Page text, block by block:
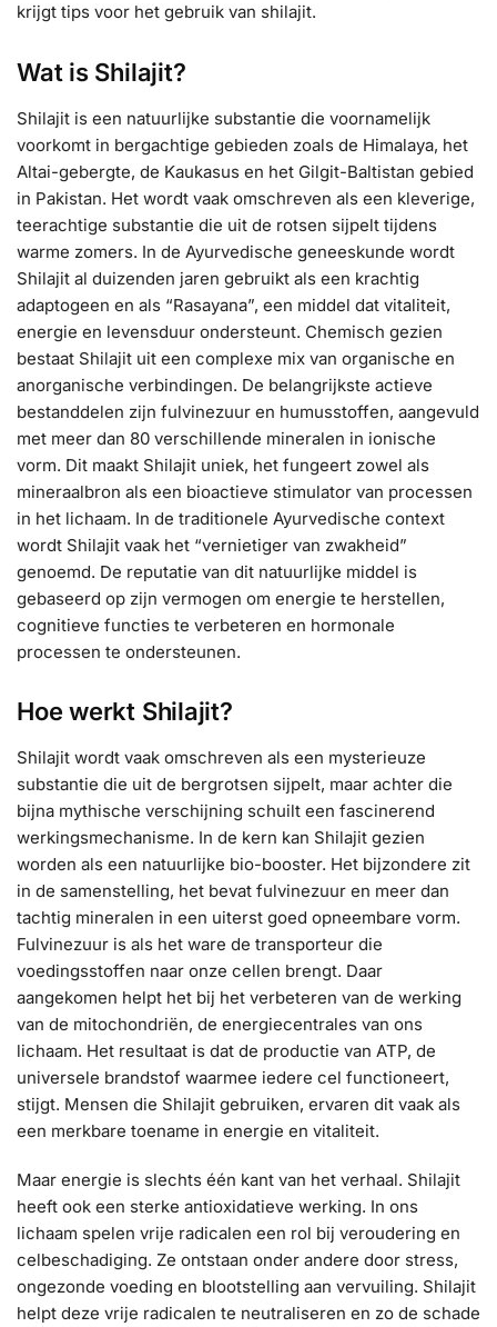
krijgt tips voor het gebruik van shilajit.
Wat is Shilajit?
Shilajit is een natuurlijke substantie die voornamelijk
voorkomt in bergachtige gebieden zoals de Himalaya, het
Altai-gebergte, de Kaukasus en het Gilgit-Baltistan gebied
in Pakistan. Het wordt vaak omschreven als een kleverige,
teerachtige substantie die uit de rotsen sijpelt tijdens
warme zomers. In de Ayurvedische geneeskunde wordt
Shilajit al duizenden jaren gebruikt als een krachtig
adaptogeen en als “Rasayana”, een middel dat vitaliteit,
energie en levensduur ondersteunt. Chemisch gezien
bestaat Shilajit uit een complexe mix van organische en
anorganische verbindingen. De belangrijkste actieve
bestanddelen zijn fulvinezuur en humusstoffen, aangevuld
met meer dan 80 verschillende mineralen in ionische
vorm. Dit maakt Shilajit uniek, het fungeert zowel als
mineraalbron als een bioactieve stimulator van processen
in het lichaam. In de traditionele Ayurvedische context
wordt Shilajit vaak het “vernietiger van zwakheid”
genoemd. De reputatie van dit natuurlijke middel is
gebaseerd op zijn vermogen om energie te herstellen,
cognitieve functies te verbeteren en hormonale
processen te ondersteunen.
Hoe werkt Shilajit?
Shilajit wordt vaak omschreven als een mysterieuze
substantie die uit de bergrotsen sijpelt, maar achter die
bijna mythische verschijning schuilt een fascinerend
werkingsmechanisme. In de kern kan Shilajit gezien
worden als een natuurlijke bio-booster. Het bijzondere zit
in de samenstelling, het bevat fulvinezuur en meer dan
tachtig mineralen in een uiterst goed opneembare vorm.
Fulvinezuur is als het ware de transporteur die
voedingsstoffen naar onze cellen brengt. Daar
aangekomen helpt het bij het verbeteren van de werking
van de mitochondriën, de energiecentrales van ons
lichaam. Het resultaat is dat de productie van ATP, de
universele brandstof waarmee iedere cel functioneert,
stijgt. Mensen die Shilajit gebruiken, ervaren dit vaak als
een merkbare toename in energie en vitaliteit.
Maar energie is slechts één kant van het verhaal. Shilajit
heeft ook een sterke antioxidatieve werking. In ons
lichaam spelen vrije radicalen een rol bij veroudering en
celbeschadiging. Ze ontstaan onder andere door stress,
ongezonde voeding en blootstelling aan vervuiling. Shilajit
helpt deze vrije radicalen te neutraliseren en zo de schade